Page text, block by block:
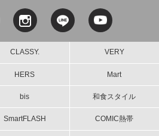
CLASSY. VERY
HERS Mart
bis 和食スタイル
SmartFLASH COMIC熱帯